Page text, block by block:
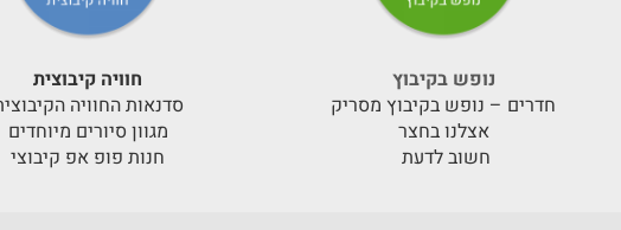
נופש בקיבוץ
חדרים – נופש בקיבוץ מסריק
אצלנו בחצר
חשוב לדעת
חוויה קיבוצית
סדנאות החוויה
מגוון סיורים מיוחדים
חנות פופ אפ קיבוצי